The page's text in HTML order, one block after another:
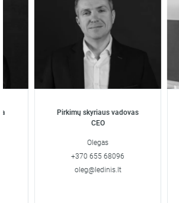
Pirkimų skyriaus vadovas
CEO
Olegas
+370 655 68096
oleg@ledinis.lt